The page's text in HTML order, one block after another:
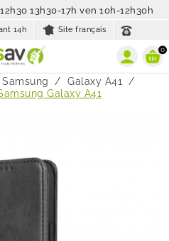
13h30-17h ven 10h-12h30h
14h Site français
0
Samsung
Galaxy A41
Galaxy A41